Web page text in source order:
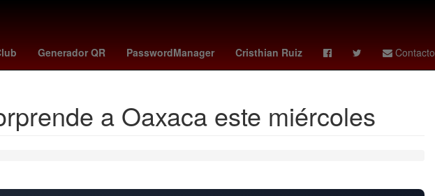
Generador QR PasswordManager Cristhian Ruiz Contacto
giovani dos santos HBO España tabla general liga mx 2026
a Oaxaca este miércoles